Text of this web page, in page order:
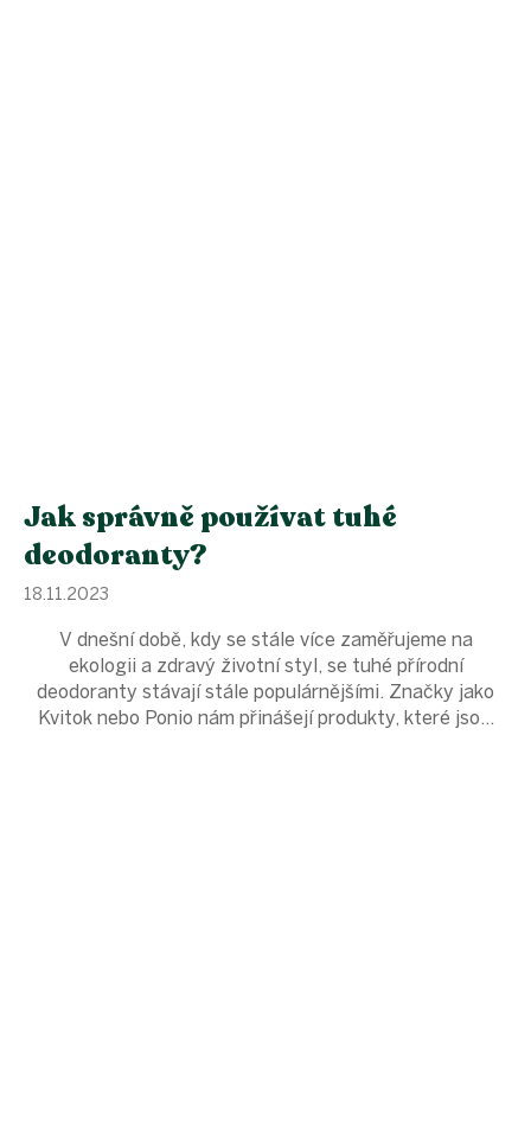
Jak správně používat tuhé
deodoranty?
18.11.2023
V dnešní době, kdy se stále více zaměřujeme na
ekologii a zdravý životní styl, se tuhé přírodní
deodoranty stávají stále populárnějšími. Značky jako
Kvitok nebo Ponio nám přinášejí produkty, které jso...